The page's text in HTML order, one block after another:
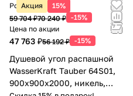
Акция 15%
Розничная цена
59 704 ₽70 240 ₽ -15%
Цена по акции
47 763 ₽56 192 ₽ -15%
Душевой угол распашной
WasserKraft Tauber 64S01,
900х900х2000, никель,